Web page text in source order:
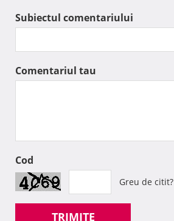
Subiectul comentariului
Comentariul tau
Cod
Greu de citit?
TRIMITE